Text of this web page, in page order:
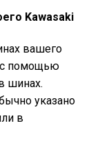
Kawasaki
вашего
с помощью
шинах.
указано
в